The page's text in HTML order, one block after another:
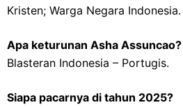
Kristen; Warga Negara Indonesia.
Apa keturunan Asha Assuncao?
Blasteran Indonesia – Portugis.
Siapa pacarnya di tahun 2025?